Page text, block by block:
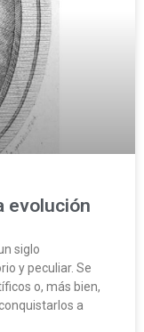
evolución
siglo
y peculiar. Se
o, más bien,
a